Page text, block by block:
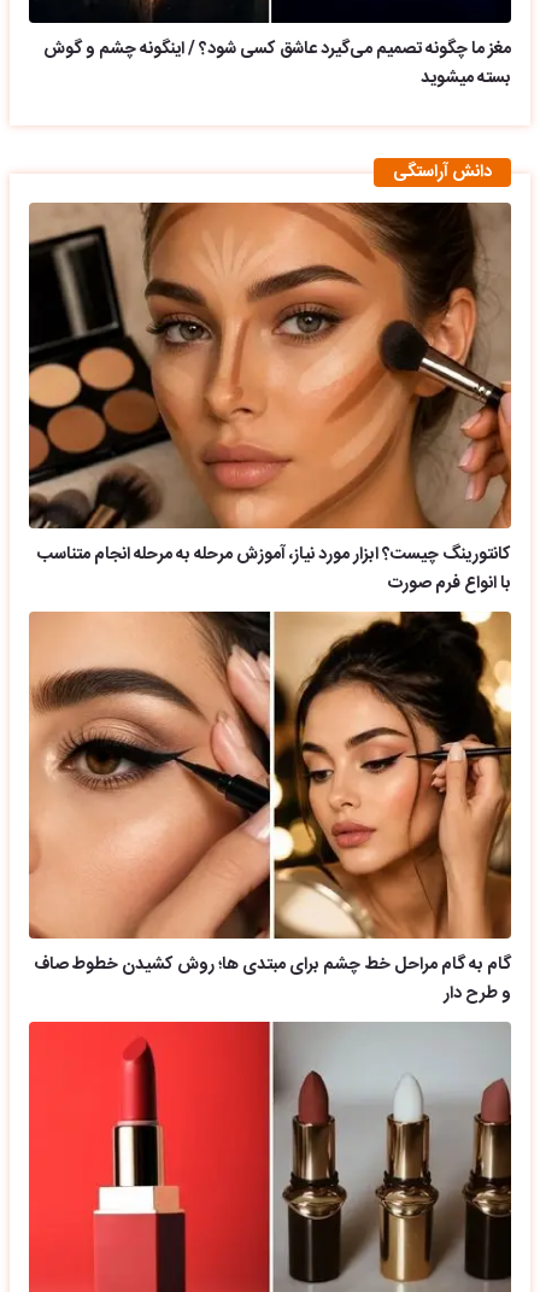
مغز ما چگونه تصمیم می‌گیرد عاشق کسی شود؟ / اینگونه چشم و گوش
بسته میشوید
دانش آراستگی
کانتورینگ چیست؟ ابزار مورد نیاز، آموزش مرحله به مرحله انجام متناسب
با انواع فرم صورت
گام به گام مراحل خط چشم برای مبتدی ها؛ روش کشیدن خطوط صاف
و طرح دار